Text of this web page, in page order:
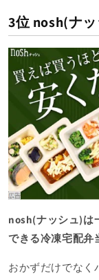
3位 nosh(ナ
nosh(ナッシュ)は
できる冷凍宅配弁
おかずだけでなく